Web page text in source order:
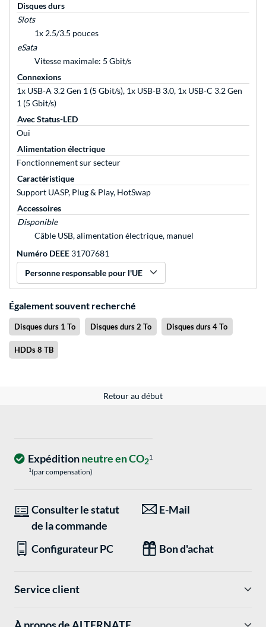
Disques durs
Slots
1x 2.5/3.5 pouces
eSata
Vitesse maximale: 5 Gbit/s
Connexions
1x USB-A 3.2 Gen 1 (5 Gbit/s), 1x USB-B 3.0, 1x USB-C 3.2 Gen
1 (5 Gbit/s)
Avec Status-LED
Oui
Alimentation électrique
Fonctionnement sur secteur
Caractéristique
Support UASP, Plug & Play, HotSwap
Accessoires
Disponible
Câble USB, alimentation électrique, manuel
Numéro DEEE 31707681
Personne responsable pour l'UE
Également souvent recherché
Disques durs 1 To Disques durs 2 To Disques durs 4 To
HDDs 8 TB
Retour au début
Expéditionneutre en CO21
1(par compensation)
Consulter le statut
de la commande
E-Mail
Configurateur PC Bon d'achat
Service client